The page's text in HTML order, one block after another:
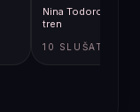
Nina Todorovic -
tren
10 SLUŠATELJA